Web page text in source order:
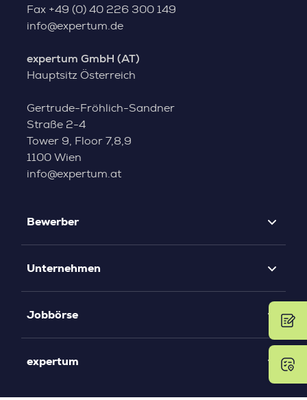
Fax +49 (0) 40 226 300 149
info@expertum.de
expertum GmbH (AT)
Hauptsitz Österreich
Gertrude-Fröhlich-Sandner
Straße 2-4
Tower 9, Floor 7,8,9
1100 Wien
info@expertum.at
Bewerber
Unternehmen
Jobbörse
expertum